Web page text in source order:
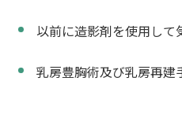
以前に造影剤を使用して
乳房豊胸術及び乳房再建